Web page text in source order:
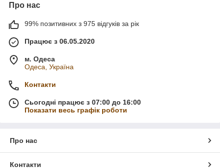
Про нас
99% позитивних з 975 відгуків за рік
Працює з 06.05.2020
м. Одеса
Одеса, Україна
Контакти
Сьогодні працює з 07:00 до 16:00
Показати весь графік роботи
Про нас
Контакти